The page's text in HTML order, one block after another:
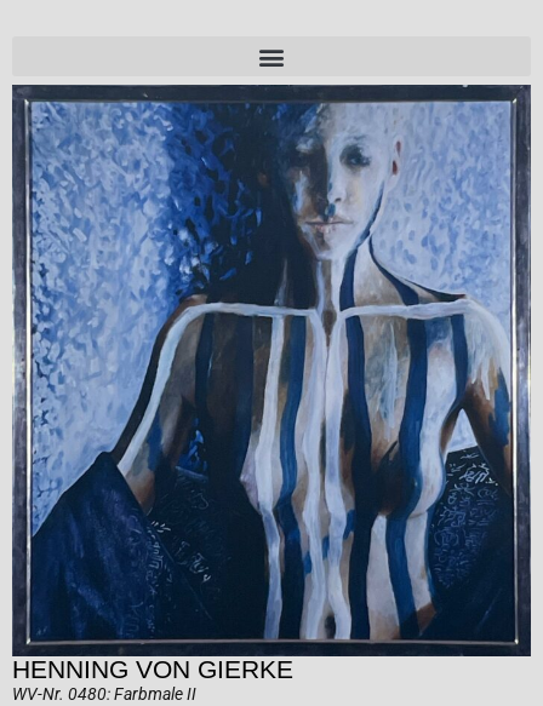
HENNING VON GIERKE
WV-Nr. 0480: Farbmale II